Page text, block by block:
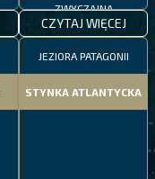
ZWYCZAJNA
CZYTAJ WIĘCEJ
JEZIORA PATAGONII
STYNKA ATLANTYCKA